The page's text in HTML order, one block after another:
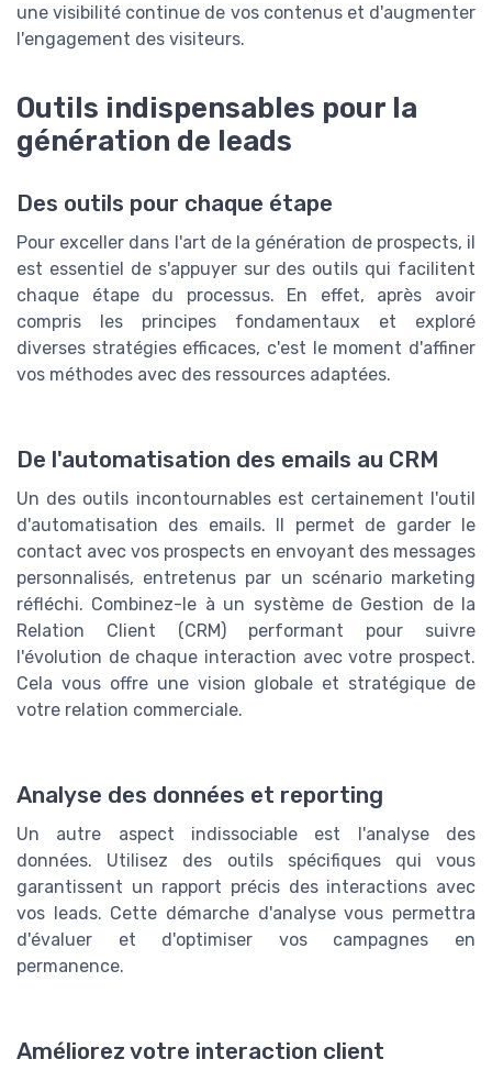
une visibilité continue de vos contenus et d'augmenter
l'engagement des visiteurs.
Outils indispensables pour la
génération de leads
Des outils pour chaque étape
Pour exceller dans l'art de la génération de prospects, il
est essentiel de s'appuyer sur des outils qui facilitent
chaque étape du processus. En effet, après avoir
compris les principes fondamentaux et exploré
diverses stratégies efficaces, c'est le moment d'affiner
vos méthodes avec des ressources adaptées.
De l'automatisation des emails au CRM
Un des outils incontournables est certainement l'outil
d'automatisation des emails. Il permet de garder le
contact avec vos prospects en envoyant des messages
personnalisés, entretenus par un scénario marketing
réfléchi. Combinez-le à un système de Gestion de la
Relation Client (CRM) performant pour suivre
l'évolution de chaque interaction avec votre prospect.
Cela vous offre une vision globale et stratégique de
votre relation commerciale.
Analyse des données et reporting
Un autre aspect indissociable est l'analyse des
données. Utilisez des outils spécifiques qui vous
garantissent un rapport précis des interactions avec
vos leads. Cette démarche d'analyse vous permettra
d'évaluer et d'optimiser vos campagnes en
permanence.
Améliorez votre interaction client